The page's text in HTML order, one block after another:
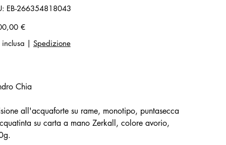
SKU
EB-
EB-266354818043
€
inclusa | Spedizione
Chia
all'acquaforte su rame, monotipo, puntasecca
su carta a mano Zerkall, colore avorio,